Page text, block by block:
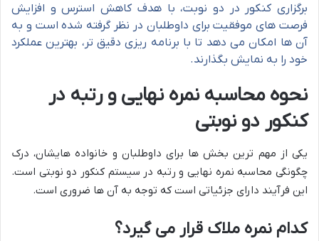
برگزاری کنکور در دو نوبت، با هدف کاهش استرس و افزایش
فرصت های موفقیت برای داوطلبان در نظر گرفته شده است و به
آن ها امکان می دهد تا با برنامه ریزی دقیق تر، بهترین عملکرد
خود را به نمایش بگذارند.
نحوه محاسبه نمره نهایی و رتبه در
کنکور دو نوبتی
یکی از مهم ترین بخش ها برای داوطلبان و خانواده هایشان، درک
چگونگی محاسبه نمره نهایی و رتبه در سیستم کنکور دو نوبتی است.
این فرآیند دارای جزئیاتی است که توجه به آن ها ضروری است.
کدام نمره ملاک قرار می گیرد؟